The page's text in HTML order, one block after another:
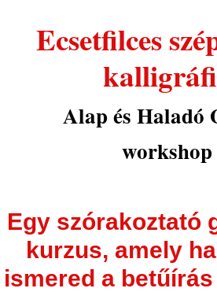
Ecsetfilces
Alap és Haladó
workshop
Egy szórakoztató
kurzus, amely
ismered a